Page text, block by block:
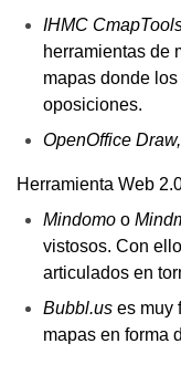
IHMC
herramientas de
mapas donde
oposiciones.
OpenOffice
Herramienta Web
Mindomo o
vistosos. Con
articulados en
Bubbl.us es muy
mapas en forma